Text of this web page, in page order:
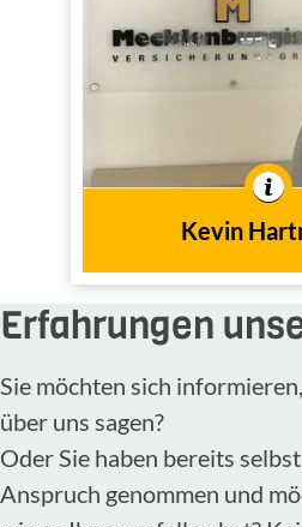
Kevin
Innen- und
In der Branche
Erfahrungen
Sie möchten sich
über uns sagen?
Oder Sie haben bereits
Anspruch genommen und